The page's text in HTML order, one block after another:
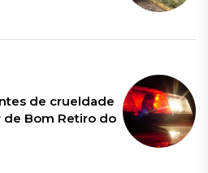
de crueldade
Bom Retiro do